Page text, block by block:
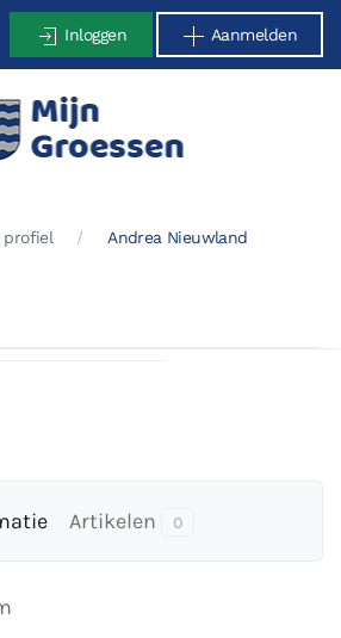
Inloggen Aanmelden
profiel Andrea Nieuwland
Artikelen 0